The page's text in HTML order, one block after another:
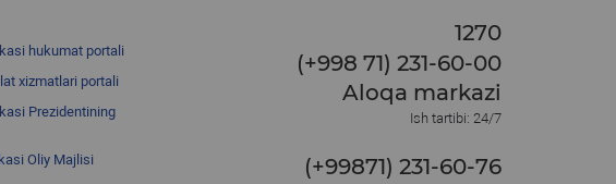
hukumat portali
xizmatlari portali
Prezidentining
Oliy Majlisi
1270
(+998 71) 231-60-00
Aloqa markazi
Ish tartibi: 24/7
(+99871) 231-60-76